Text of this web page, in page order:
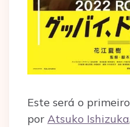
Este será o
por Atsuko Ishizuka